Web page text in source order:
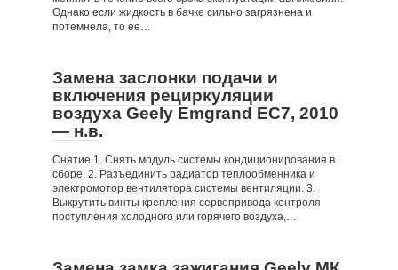
Однако если жидкость в бачке сильно загрязнена и
потемнела, то ее…
Замена заслонки подачи и
включения рециркуляции
воздуха Geely Emgrand EC7, 2010
— н.в.
Снятие 1. Снять модуль системы кондиционирования в
сборе. 2. Разъединить радиатор теплообменника и
электромотор вентилятора системы вентиляции. 3.
Выкрутить винты крепления сервопривода контроля
поступления холодного или горячего воздуха,…